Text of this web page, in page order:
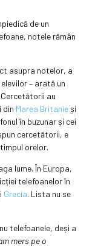
de un
notele rămân
asupra notelor, a
– arată un
au
din Marea Britanieși
în buzunar și cei
cercetătorii, e
orelor.
lume. În Europa,
telefoanelor în
Grecia. Lista nu se
telefoanele, deși a
mers pe o